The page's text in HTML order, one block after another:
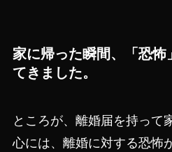
家に帰った瞬間、「恐怖
てきました。
ところが、離婚届を持って
心には、離婚に対する恐怖